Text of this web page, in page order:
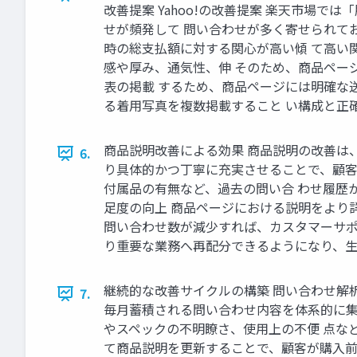
改善提案 Yahoo!の改善提案 楽天市場では
せが頻発して 問い合わせが多く寄せられ
時の総支払額に対する関心が高い傾 て高い
感や厚み、通気性、伸 そのため、商品ペ
表の掲載 するため、商品ページには明確
る着用写真を複数掲載すること い構成と
6.
商品説明改善による効果 商品説明の改善
り具体的かつ丁寧に充実させることで、顧
付属品の有無など、過去の問い合 わせ履
足度の向上 商品ページにおける説明をよ
問い合わせ数が減少すれば、カスタマーサ
り重要な業務へ再配分できるようになり、
7.
継続的な改善サイクルの構築 問い合わせ
毎月蓄積される問い合わせ内容を体系的に
やスペックの不明瞭さ、使用上の不便 点
て商品説明を更新することで、顧客が購入